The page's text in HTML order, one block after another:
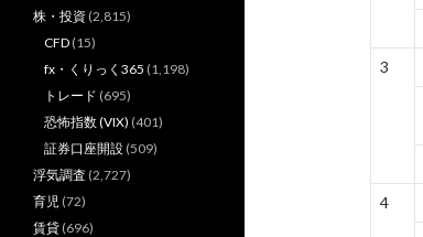
3
4
株・投資 (2,815)
CFD (15)
fx・くりっく365 (1,198)
トレード (695)
恐怖指数 (VIX) (401)
証券口座開設 (509)
浮気調査 (2,727)
育児 (72)
賃貸 (696)